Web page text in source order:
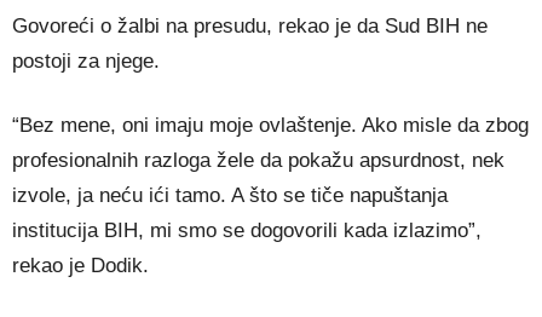
Govoreći o žalbi na presudu, rekao je da Sud BIH ne
postoji za njege.
“Bez mene, oni imaju moje ovlaštenje. Ako misle da zbog
profesionalnih razloga žele da pokažu apsurdnost, nek
izvole, ja neću ići tamo. A što se tiče napuštanja
institucija BIH, mi smo se dogovorili kada izlazimo”,
rekao je Dodik.